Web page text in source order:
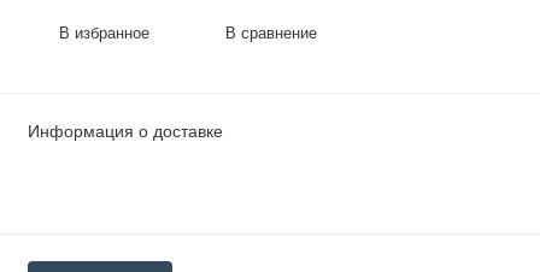
В избранное В сравнение
Информация о доставке